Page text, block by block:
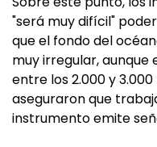
"será muy difícil"
que el fondo del
muy irregular,
entre los 2.000 y
aseguraron que
instrumento emite